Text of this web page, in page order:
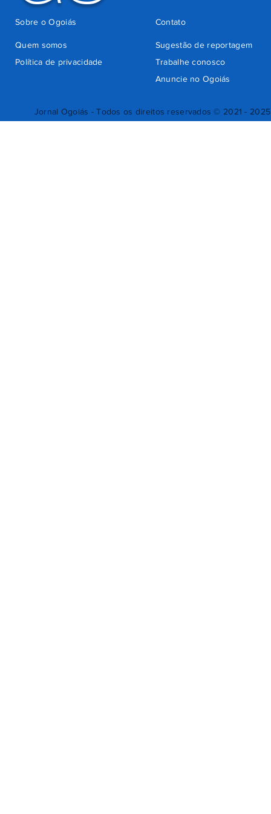
Jornal Ogoiás - Todos os direitos reservados © 2021 - 2025
Quem somos
Sugestão de reportagem
Trabalhe conosco
Política de privacidade
Anuncie no Ogoiás
Contato
Sobre o Ogoiás